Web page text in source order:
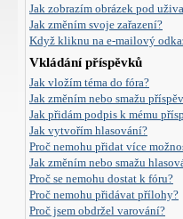
Jak zobrazím obrázek pod
Jak změním svoje zařazení?
Když kliknu na e-mailový
Vkládání příspěvků
Jak vložím téma do fóra?
Jak změním nebo smažu
Jak přidám podpis k mému
Jak vytvořím hlasování?
Proč nemohu přidat více
Jak změním nebo smažu
Proč se nemohu dostat k fóru?
Proč nemohu přidávat přílohy?
Proč jsem obdržel varování?